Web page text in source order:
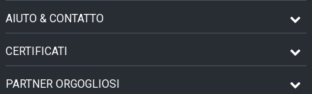
AIUTO & CONTATTO
CERTIFICATI
PARTNER ORGOGLIOSI